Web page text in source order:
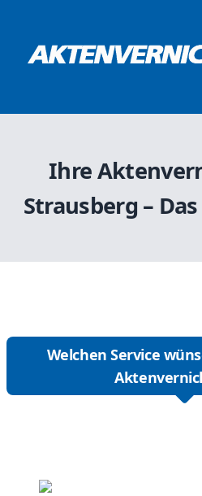
Ihre
Strausberg –
Welchen Service